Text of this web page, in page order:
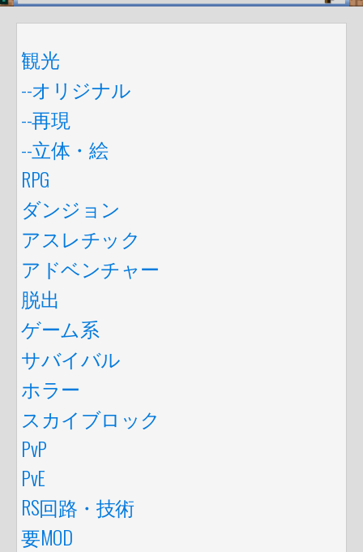
観光
--オリジナル
--再現
--立体・絵
RPG
ダンジョン
アスレチック
アドベンチャー
脱出
ゲーム系
サバイバル
ホラー
スカイブロック
PvP
PvE
RS回路・技術
要MOD